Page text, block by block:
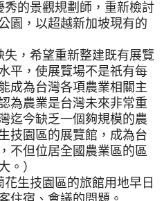
的景觀規劃師，重新檢討
園，以超越新加坡現有的
，希望重新整建既有展覽
平，使展覽場不是祇有每
成為台灣各項農業相關主
為農業是台灣未來非常重
迄今缺乏一個夠規模的農
技園區的展覽館，成為台
不但位居全國農業區的區
。）
生技園區的旅館用地早日